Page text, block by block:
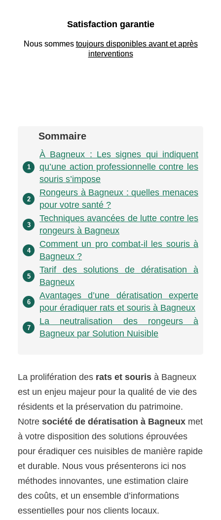
Satisfaction garantie
Nous sommes toujours disponibles avant et après
interventions
Sommaire
1
À Bagneux : Les signes qui indiquent
qu’une action professionnelle contre les
souris s’impose
2
Rongeurs à Bagneux : quelles menaces
pour votre santé ?
3
Techniques avancées de lutte contre les
rongeurs à Bagneux
4
Comment un pro combat-il les souris à
Bagneux ?
5
Tarif des solutions de dératisation à
Bagneux
6
Avantages d’une dératisation experte
pour éradiquer rats et souris à Bagneux
7
La neutralisation des rongeurs à
Bagneux par Solution Nuisible
La prolifération des rats et souris à Bagneux
est un enjeu majeur pour la qualité de vie des
résidents et la préservation du patrimoine.
Notresociété de dératisation à Bagneux met
à votre disposition des solutions éprouvées
pour éradiquer ces nuisibles de manière rapide
et durable. Nous vous présenterons ici nos
méthodes innovantes, une estimation claire
des coûts, et un ensemble d’informations
essentielles pour nos clients locaux.